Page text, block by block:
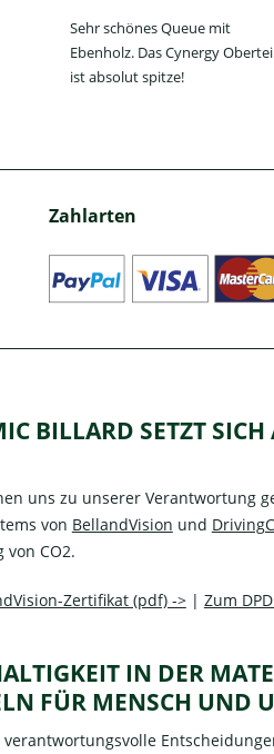
Sehr schönes Queue mit
Ebenholz. Das Cynergy
ist absolut spitze!
Zahlarten
BILLARD SETZT
uns zu unserer Verantwortung
von BellandVision und
von CO2.
Zertifikat (pdf) ->| Zum
IN DER
FÜR MENSCH UND